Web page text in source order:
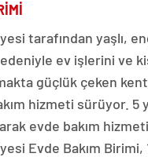
tarafından yaşlı,
ev işlerini ve
güçlük çeken
hizmeti sürüyor. 5
evde bakım
Evde Bakım Birimi,